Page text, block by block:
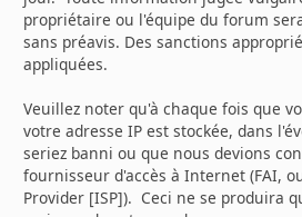
propriétaire ou l'équipe du forum
sans préavis. Des sanctions
appliquées.
Veuillez noter qu'à chaque fois que
votre adresse IP est stockée, dans
seriez banni ou que nous devions
fournisseur d'accès à Internet (FAI,
Provider [ISP]). Ceci ne se produira